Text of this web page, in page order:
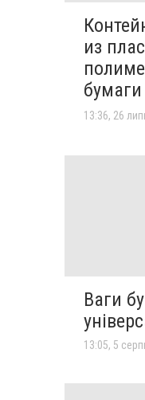
из
бумаги
13:36, 26
Ваги
13:05, 5